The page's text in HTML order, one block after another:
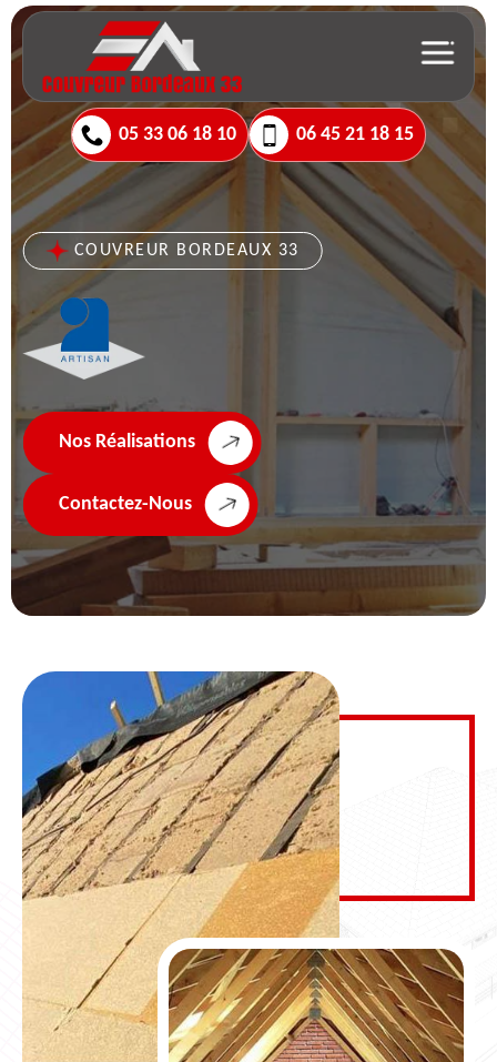
05 33 06 18 10 06 45 21 18 15
COUVREUR BORDEAUX 33
Nos Réalisations
Contactez-Nous